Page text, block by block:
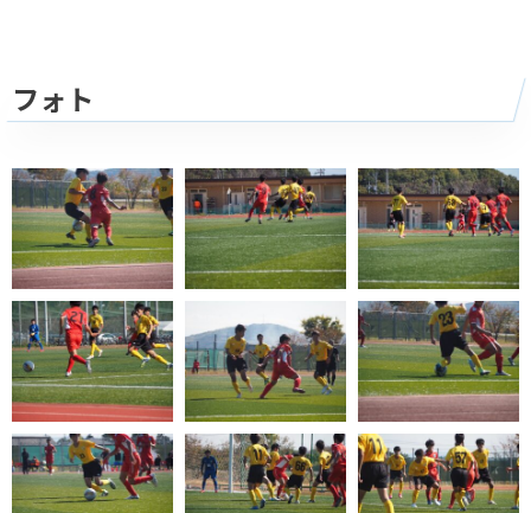
フォト